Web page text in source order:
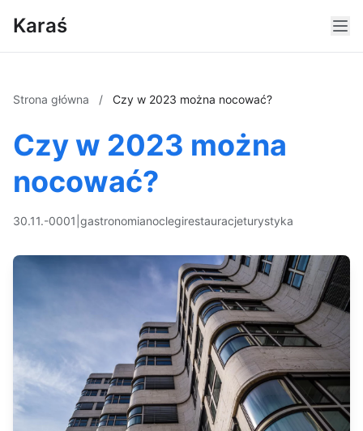
Karaś
Strona główna / Czy w 2023 można nocować?
Czy w 2023 można
nocować?
30.11.-0001 gastronomianoclegirestauracjeturystyka